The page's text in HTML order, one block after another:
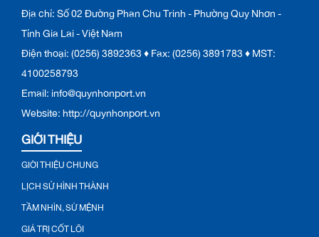
Địa chỉ: Số 02 Đường Phan Chu Trinh - Phường Quy Nhơn -
Tỉnh Gia Lai - Việt Nam
Điện thoại: (0256) 3892363 ♦ Fax: (0256) 3891783 ♦ MST:
4100258793
Email: info@quynhonport.vn
Website: http://quynhonport.vn
GIỚI THIỆU
GIỚI THIỆU CHUNG
LỊCH SỬ HÌNH THÀNH
TẦM NHÌN, SỨ MỆNH
GIÁ TRỊ CỐT LÕI